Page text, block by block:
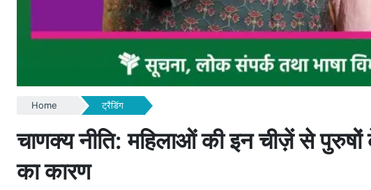
Home ट्रैडिंग
चाणक्य नीति: महिलाओं की इन चीज़ें से
का कारण